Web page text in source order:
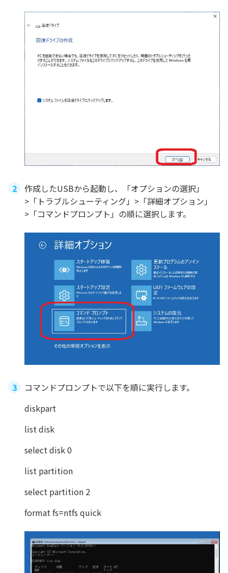
作成したUSBから起動し、「オプションの選択」
>「トラブルシューティング」>「詳細オプション」
>「コマンドプロンプト」の順に選択します。
コマンドプロンプトで以下を順に実行します。
diskpart
list disk
select disk 0
list partition
select partition 2
format fs=ntfs quick